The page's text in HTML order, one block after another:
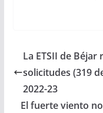
La ETSII de
solicitudes (319
2022-23
El fuerte viento